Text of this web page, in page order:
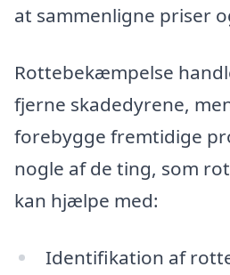
at sammenligne priser
Rottebekæmpelse
fjerne skadedyrene,
forebygge fremtidige
nogle af de ting, som
kan hjælpe med:
Identifikation af